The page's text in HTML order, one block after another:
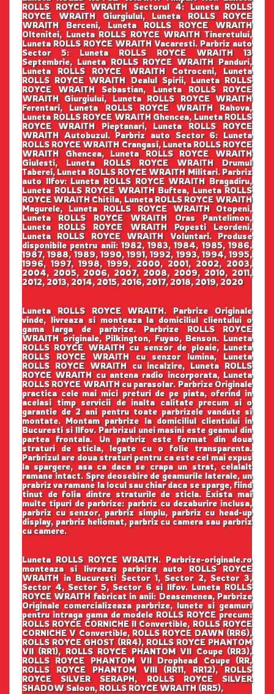
ROLLS ROYCE WRAITH Sectorul 4: Luneta ROLLS
ROYCE WRAITH Giurgiului, Luneta ROLLS ROYCE
WRAITH Berceni, Luneta ROLLS ROYCE WRAITH
Oltenitei, Luneta ROLLS ROYCE WRAITH Tineretului,
Luneta ROLLS ROYCE WRAITH Vacaresti. Parbriz auto
Sector 5: Luneta ROLLS ROYCE WRAITH 13
Septembrie, Luneta ROLLS ROYCE WRAITH Panduri,
Luneta ROLLS ROYCE WRAITH Cotroceni, Luneta
ROLLS ROYCE WRAITH Dealul Spirii, Luneta ROLLS
ROYCE WRAITH Sebastian, Luneta ROLLS ROYCE
WRAITH Giurgiului, Luneta ROLLS ROYCE WRAITH
Ferentari, Luneta ROLLS ROYCE WRAITH Rahova,
Luneta ROLLS ROYCE WRAITH Ghencea, Luneta ROLLS
ROYCE WRAITH Pieptanari, Luneta ROLLS ROYCE
WRAITH Autobuzul. Parbriz auto Sector 6: Luneta
ROLLS ROYCE WRAITH Crangasi, Luneta ROLLS ROYCE
WRAITH Ghencea, Luneta ROLLS ROYCE WRAITH
Giulesti, Luneta ROLLS ROYCE WRAITH Drumul
Taberei, Luneta ROLLS ROYCE WRAITH Militari. Parbriz
auto Ilfov: Luneta ROLLS ROYCE WRAITH Bragadiru,
Luneta ROLLS ROYCE WRAITH Buftea, Luneta ROLLS
ROYCE WRAITH Chitila, Luneta ROLLS ROYCE WRAITH
Magurele, Luneta ROLLS ROYCE WRAITH Otopeni,
Luneta ROLLS ROYCE WRAITH Oras Pantelimon,
Luneta ROLLS ROYCE WRAITH Popesti Leordeni,
Luneta ROLLS ROYCE WRAITH Voluntari. Produse
disponibile pentru anii: 1982, 1983, 1984, 1985, 1986,
1987, 1988, 1989, 1990, 1991, 1992, 1993, 1994, 1995,
1996, 1997, 1998, 1999, 2000, 2001, 2002, 2003,
2004, 2005, 2006, 2007, 2008, 2009, 2010, 2011,
2012, 2013, 2014, 2015, 2016, 2017, 2018, 2019, 2020
Luneta ROLLS ROYCE WRAITH. Parbrize Originale
vinde, livreaza si monteaza la domiciliul clientului o
gama larga de parbrize. Parbrize ROLLS ROYCE
WRAITH originale, Pilkington, Fuyao, Benson. Luneta
ROLLS ROYCE WRAITH cu senzor de ploaie, Luneta
ROLLS ROYCE WRAITH cu senzor lumina, Luneta
ROLLS ROYCE WRAITH cu incalzire, Luneta ROLLS
ROYCE WRAITH cu antena radio incorporata, Luneta
ROLLS ROYCE WRAITH cu parasolar. Parbrize Originale
practica cele mai mici preturi de pe piata, oferind in
acelasi timp servicii de inalta calitate precum si o
garantie de 2 ani pentru toate parbrizele vandute si
montate. Montam parbrize la domiciliul clientului in
Bucuresti si Ilfov. Parbrizul unei masini este geamul din
partea frontala. Un parbriz este format din doua
straturi de sticla, legate cu o folie transparenta.
Parbrizul are doua straturi pentru ca este cel mai expus
la spargere, asa ca daca se crapa un strat, celalalt
ramane intact. Spre deosebire de geamurile laterale, un
prabriz va ramane la locul sau chiar daca se sparge, fiind
tinut de folia dintre straturile de sticla. Exista mai
multe tipuri de parbrize: parbriz cu dezaburire inclusa,
parbriz cu senzor, parbriz simplu, parbriz cu head-up
display, parbriz heliomat, parbriz cu camera sau parbriz
cu camere.
Luneta ROLLS ROYCE WRAITH. Parbrize-originale.ro
monteaza si livreaza parbrize auto ROLLS ROYCE
WRAITH in Bucuresti Sector 1, Sector 2, Sector 3,
Sector 4, Sector 5, Sector 6 si Ilfov. Luneta ROLLS
ROYCE WRAITH fabricat in anii: Deasemenea, Parbrize
Originale comercializeaza parbrize, lunete si geamuri
pentru intraga gama de modele ROLLS ROYCE precum:
ROLLS ROYCE CORNICHE II Convertible, ROLLS ROYCE
CORNICHE V Convertible, ROLLS ROYCE DAWN (RR6),
ROLLS ROYCE GHOST (RR4), ROLLS ROYCE PHANTOM
VII (RR1), ROLLS ROYCE PHANTOM VII Coupe (RR3),
ROLLS ROYCE PHANTOM VII Drophead Coupe (RR,
ROLLS ROYCE PHANTOM VIII (RR11, RR12), ROLLS
ROYCE SILVER SERAPH, ROLLS ROYCE SILVER
SHADOW Saloon, ROLLS ROYCE WRAITH (RR5),